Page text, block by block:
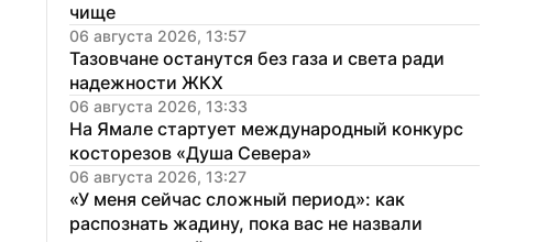
чище
06 августа 2026, 13:57
Тазовчане останутся без газа и света ради
надежности ЖКХ
06 августа 2026, 13:33
На Ямале стартует международный конкурс
косторезов «Душа Севера»
06 августа 2026, 13:27
«У меня сейчас сложный период»: как
распознать жадину, пока вас не назвали